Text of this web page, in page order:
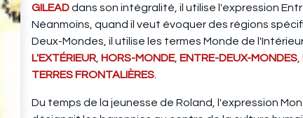
GILEADdans son intégralité, il utilise l'expression
Néanmoins, quand il veut évoquer des régions
Deux-Mondes, il utilise les termes Monde de
L'EXTÉRIEUR HORS-MONDE, ENTRE-DEUX-MONDES
TERRES FRONTALIÈRES
Du temps de la jeunesse de Roland, l'expression